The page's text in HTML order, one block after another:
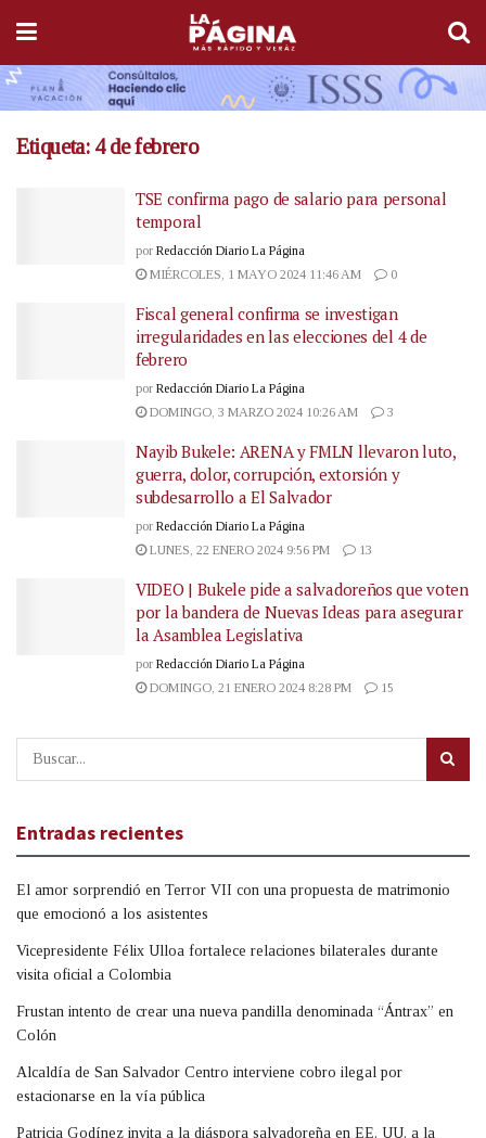
Etiqueta: 4 de febrero
TSE confirma pago de salario para personal
temporal
por Redacción Diario La Página
MIÉRCOLES, 1 MAYO 2024 11:46 AM
0
Fiscal general confirma se investigan
irregularidades en las elecciones del 4 de
febrero
por Redacción Diario La Página
DOMINGO, 3 MARZO 2024 10:26 AM
3
Nayib Bukele: ARENA y FMLN llevaron luto,
guerra, dolor, corrupción, extorsión y
subdesarrollo a El Salvador
por Redacción Diario La Página
LUNES, 22 ENERO 2024 9:56 PM
13
VIDEO | Bukele pide a salvadoreños que voten
por la bandera de Nuevas Ideas para asegurar
la Asamblea Legislativa
por Redacción Diario La Página
DOMINGO, 21 ENERO 2024 8:28 PM
15
Entradas recientes
El amor sorprendió en Terror VII con una propuesta de matrimonio
que emocionó a los asistentes
Vicepresidente Félix Ulloa fortalece relaciones bilaterales durante
visita oficial a Colombia
Frustan intento de crear una nueva pandilla denominada “Ántrax” en
Colón
Alcaldía de San Salvador Centro interviene cobro ilegal por
estacionarse en la vía pública
Patricia Godínez invita a la diáspora salvadoreña en EE. UU. a la